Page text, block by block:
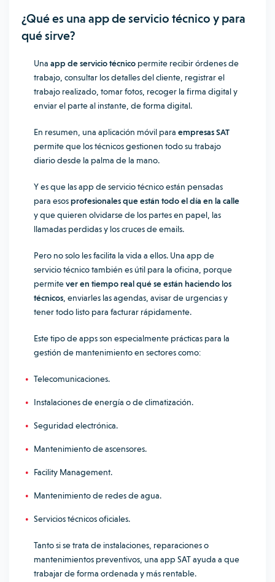
¿Qué es una app de servicio técnico y para
qué sirve?
Una app de servicio técnico permite recibir órdenes de
trabajo, consultar los detalles del cliente, registrar el
trabajo realizado, tomar fotos, recoger la firma digital y
enviar el parte al instante, de forma digital.
En resumen, una aplicación móvil para empresas SAT
permite que los técnicos gestionen todo su trabajo
diario desde la palma de la mano.
Y es que las app de servicio técnico están pensadas
para esosprofesionales que están todo el día en la calle
y que quieren olvidarse de los partes en papel, las
llamadas perdidas y los cruces de emails.
Pero no solo les facilita la vida a ellos. Una app de
servicio técnico también es útil para la oficina, porque
permitever en tiempo real qué se están haciendo los
técnicos , enviarles las agendas, avisar de urgencias y
tener todo listo para facturar rápidamente.
Este tipo de apps son especialmente prácticas para la
gestión de mantenimientoen sectores como:
Telecomunicaciones.
Instalaciones de energía o de climatización.
Seguridad electrónica.
Mantenimiento de ascensores.
Facility Management.
Mantenimiento de redes de agua.
Servicios técnicos oficiales.
Tanto si se trata de instalaciones, reparaciones o
mantenimientos preventivos, una app SAT ayuda a que
trabajar de forma ordenada y más rentable.